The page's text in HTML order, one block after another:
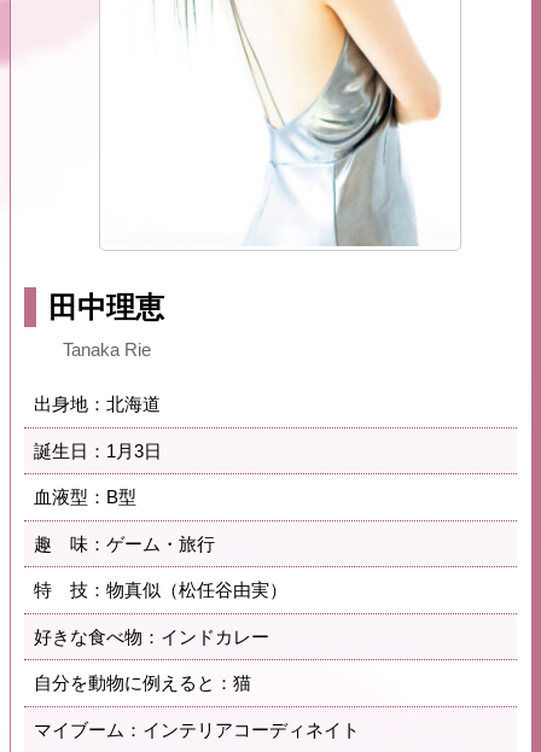
田中理恵
Tanaka Rie
出身地：北海道
誕生日：1月3日
血液型：B型
趣 味：ゲーム・旅行
特 技：物真似（松任谷由実）
好きな食べ物：インドカレー
自分を動物に例えると：猫
マイブーム：インテリアコーディネイト